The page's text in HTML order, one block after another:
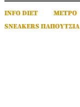
INFO DIET ΜΕΤΡΟ
SNEAKERS ΠΑΠΟΥΤΣΙΑ